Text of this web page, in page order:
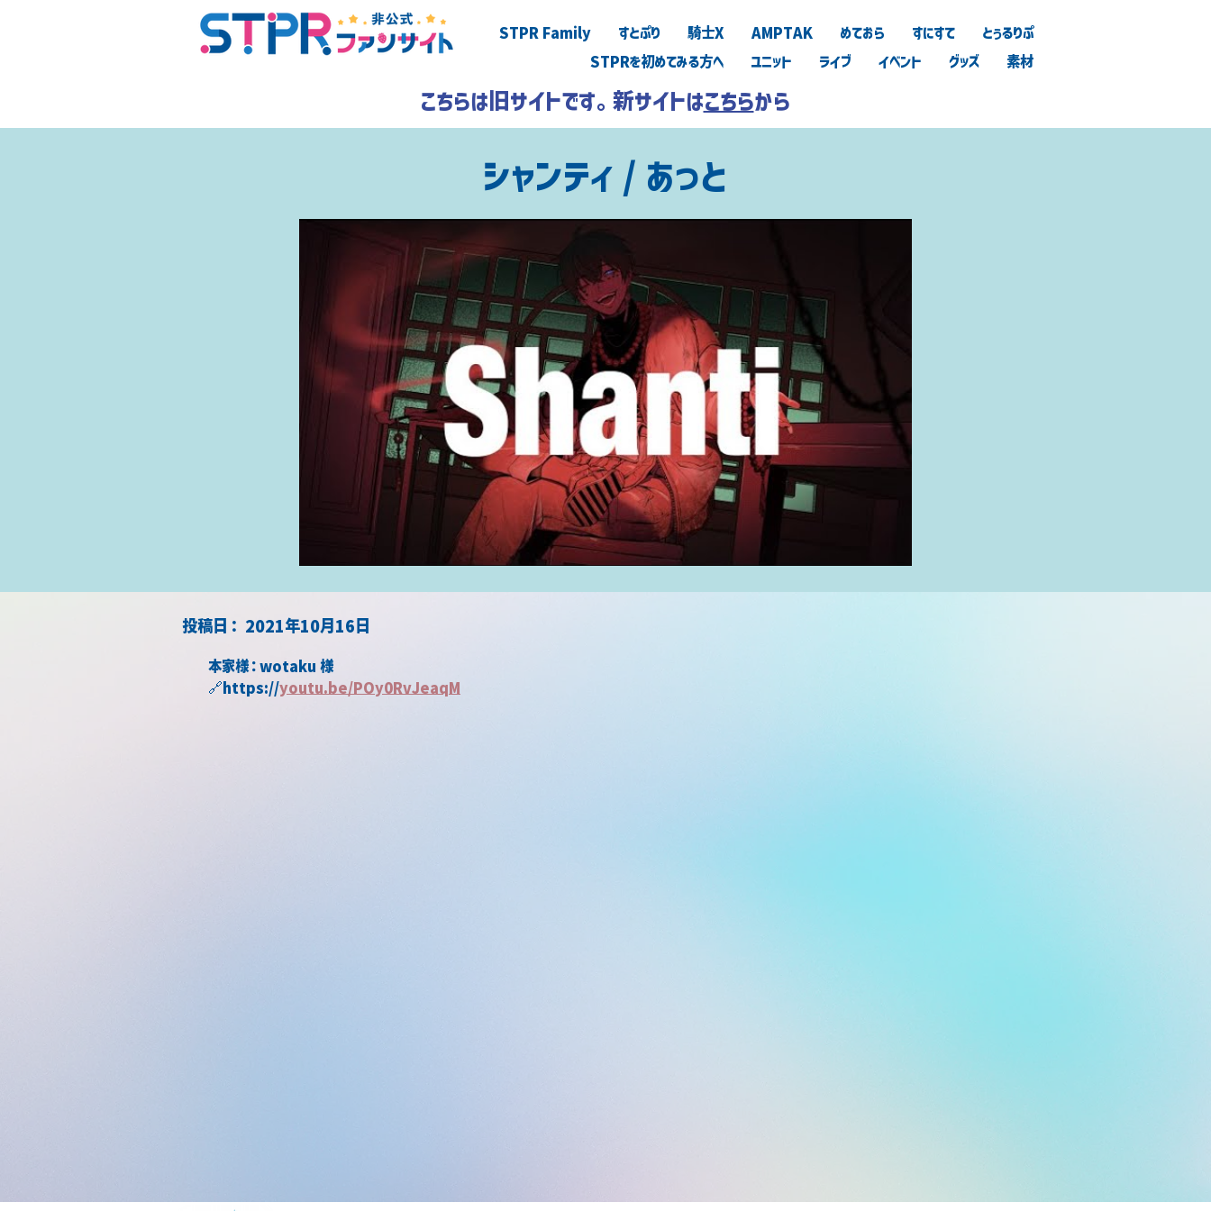
STPR Family すとぷり 騎士X AMPTAK めておら すにすて
とぅるりぷ
STPRを初めてみる方へ
ユニット ライブ イベント グッズ 素材
こちらは旧サイトです。新サイトはこちらから
シャンティ / あっと
2021年10月16日
​投稿日：
本家様：wotaku 様
🔗https://youtu.be/POy0RvJeaqM